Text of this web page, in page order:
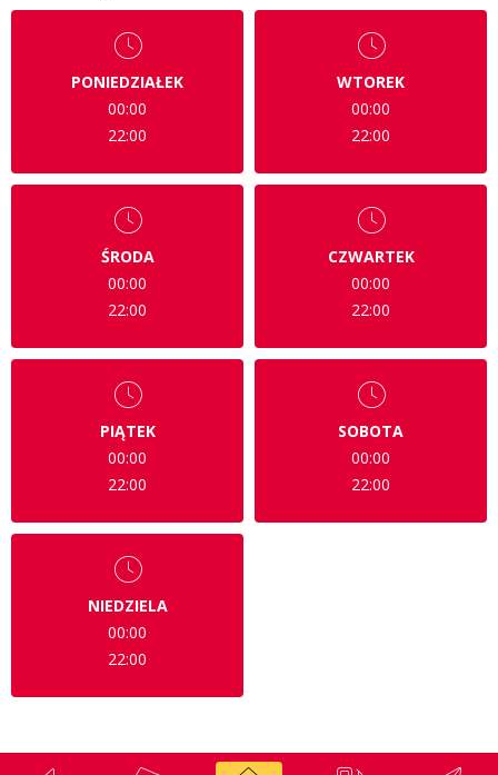
PONIEDZIAŁEK
00:00
22:00
WTOREK
00:00
22:00
ŚRODA
00:00
22:00
CZWARTEK
00:00
22:00
PIĄTEK
00:00
22:00
SOBOTA
00:00
22:00
NIEDZIELA
00:00
22:00